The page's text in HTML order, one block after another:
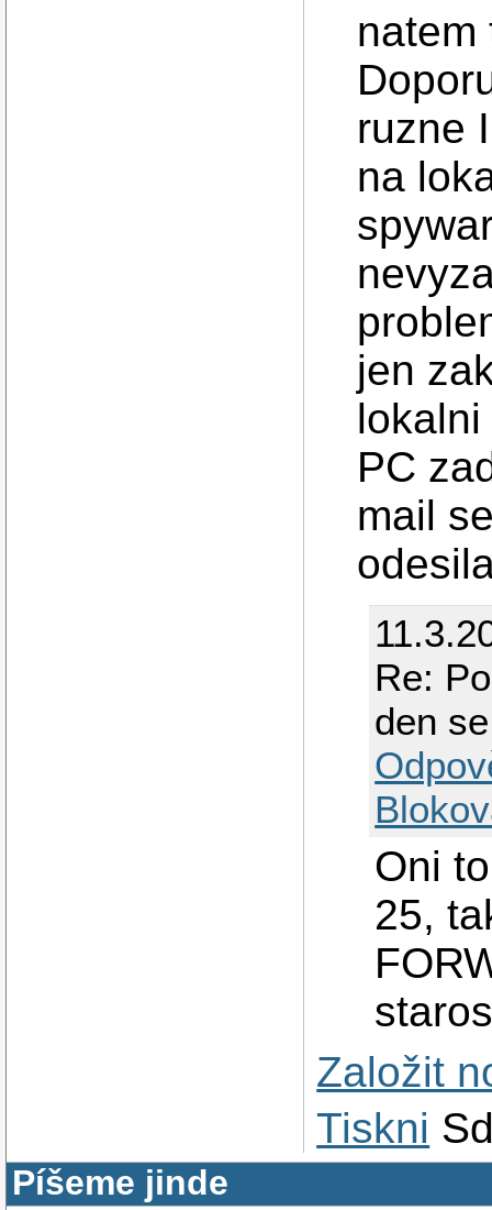
natem
ruzne
na
jen
PC
mail
Re:
den
Oni
25,
Založit
Tiskni
Píšeme jinde